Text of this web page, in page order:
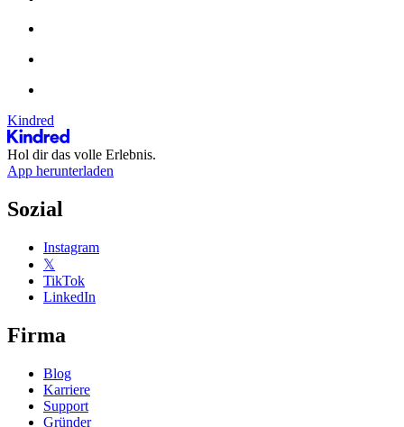
Kindred
Hol dir das volle Erlebnis.
App herunterladen
Sozial
Instagram
𝕏
TikTok
LinkedIn
Firma
Blog
Karriere
Support
Gründer